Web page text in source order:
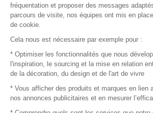
© 2016 –Organisation
Recrutement
fréquentation et proposer des messages
parcours de visite, nos équipes ont mis en
de cookie.
Cela nous est nécessaire par exemple pour :
* Optimiser les fonctionnalités que nous
l'inspiration, le sourcing et la mise en relation
de la décoration, du design et de l'art de vivre
* Vous afficher des produits et marques en lien
nos annonces publicitaires et en mesurer